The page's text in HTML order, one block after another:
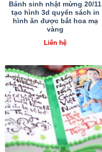
Bánh sinh nhật mừng 20/11
tạo hình 3d quyển sách in
hình ăn được bắt hoa mạ
vàng
Liên hệ